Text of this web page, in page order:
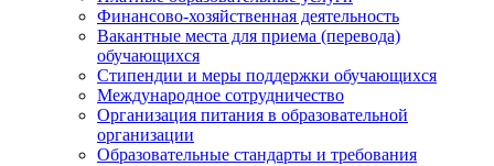
Финансово-хозяйственная деятельность
Вакантные места для приема (перевода)
обучающихся
Стипендии и меры поддержки обучающихся
Международное сотрудничество
Организация питания в образовательной
организации
Образовательные стандарты и требования